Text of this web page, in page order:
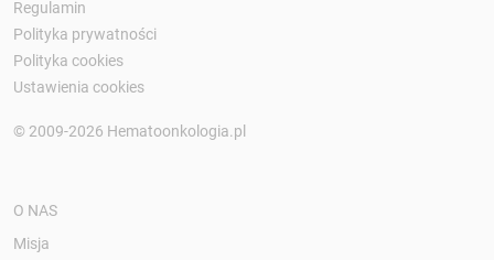
Regulamin
Polityka prywatności
Polityka cookies
Ustawienia cookies
© 2009-2026 Hematoonkologia.pl
O NAS
Misja